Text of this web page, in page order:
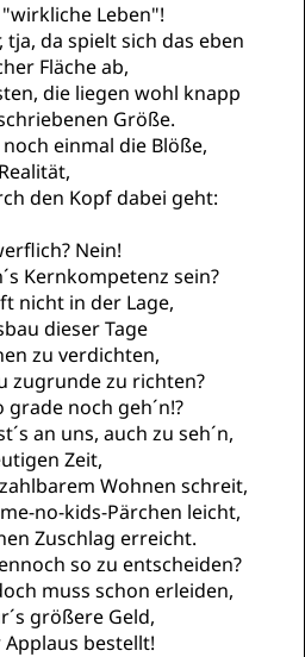
Leben"!
da spielt sich das eben
Fläche ab,
die liegen wohl knapp
Größe.
einmal die Blöße,
den Kopf dabei geht:
Nein!
Kernkompetenz sein?
nicht in der Lage,
dieser Tage
zu verdichten,
zugrunde zu richten?
noch geh´n!?
an uns, auch zu seh´n,
Zeit,
Wohnen schreit,
no-kids-Pärchen leicht,
Zuschlag erreicht.
so zu entscheiden?
muss schon erleiden,
größere Geld,
bestellt!